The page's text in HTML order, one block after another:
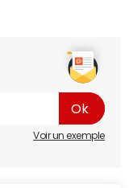
Voir un exemple